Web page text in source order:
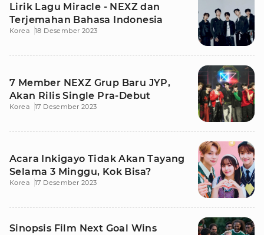
Lirik Lagu Miracle - NEXZ dan
Terjemahan Bahasa Indonesia
Korea 18 Desember 2023
7 Member NEXZ Grup Baru JYP,
Akan Rilis Single Pra-Debut
Korea 17 Desember 2023
Acara Inkigayo Tidak Akan Tayang
Selama 3 Minggu, Kok Bisa?
Korea 17 Desember 2023
Sinopsis Film Next Goal Wins